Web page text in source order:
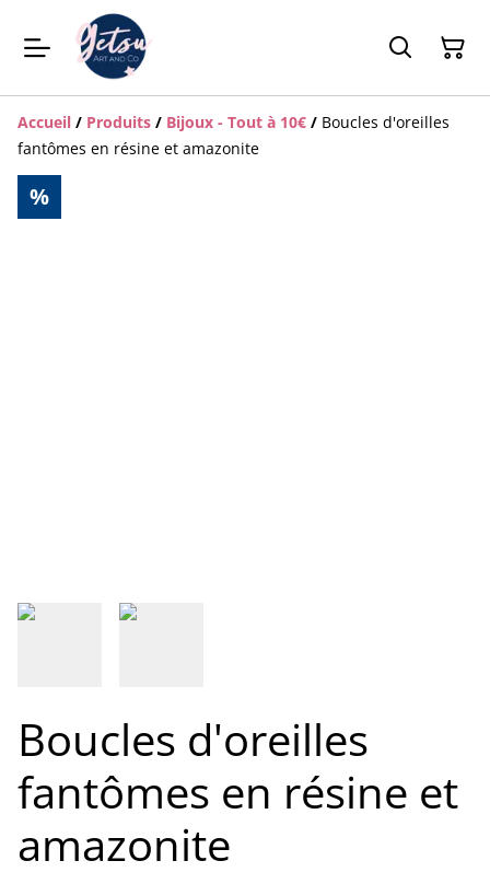
Accueil / Produits / Bijoux - Tout à 10€ / Boucles d'oreilles
fantômes en résine et amazonite
%
Boucles d'oreilles
fantômes en résine et
amazonite